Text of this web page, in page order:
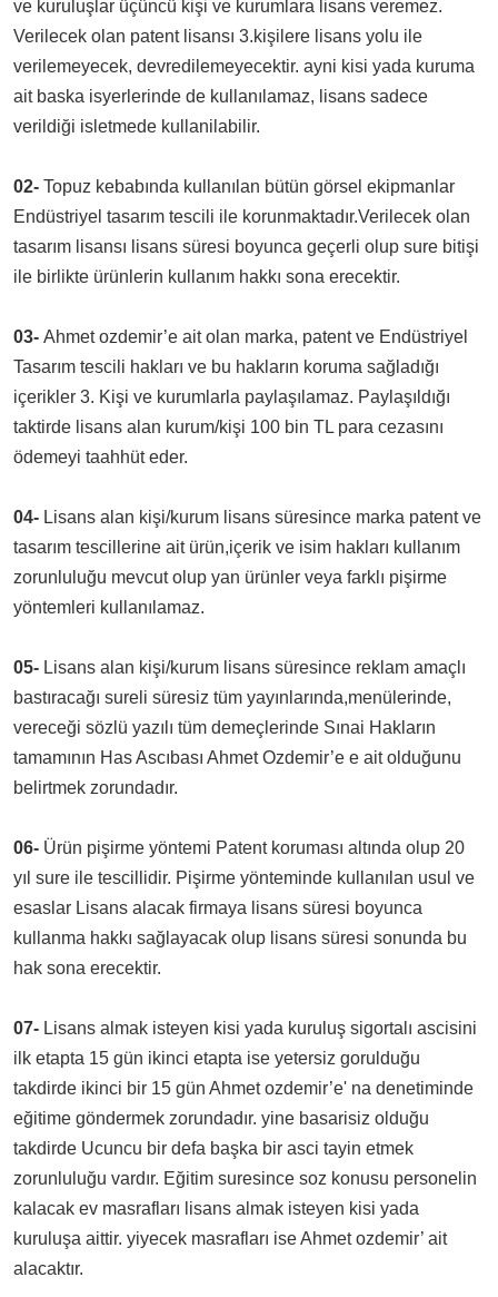
ve kuruluşlar üçüncü kişi ve kurumlara lisans veremez.
Verilecek olan patent lisansı 3.kişilere lisans yolu ile
verilemeyecek, devredilemeyecektir. ayni kisi yada kuruma
ait baska isyerlerinde de kullanılamaz, lisans sadece
verildiği isletmede kullanilabilir.
02- Topuz kebabında kullanılan bütün görsel ekipmanlar
Endüstriyel tasarım tescili ile korunmaktadır.Verilecek olan
tasarım lisansı lisans süresi boyunca geçerli olup sure bitişi
ile birlikte ürünlerin kullanım hakkı sona erecektir.
03- Ahmet ozdemir’e ait olan marka, patent ve Endüstriyel
Tasarım tescili hakları ve bu hakların koruma sağladığı
içerikler 3. Kişi ve kurumlarla paylaşılamaz. Paylaşıldığı
taktirde lisans alan kurum/kişi 100 bin TL para cezasını
ödemeyi taahhüt eder.
04- Lisans alan kişi/kurum lisans süresince marka patent ve
tasarım tescillerine ait ürün,içerik ve isim hakları kullanım
zorunluluğu mevcut olup yan ürünler veya farklı pişirme
yöntemleri kullanılamaz.
05- Lisans alan kişi/kurum lisans süresince reklam amaçlı
bastıracağı sureli süresiz tüm yayınlarında,menülerinde,
vereceği sözlü yazılı tüm demeçlerinde Sınai Hakların
tamamının Has Ascıbası Ahmet Ozdemir’e e ait olduğunu
belirtmek zorundadır.
06- Ürün pişirme yöntemi Patent koruması altında olup 20
yıl sure ile tescillidir. Pişirme yönteminde kullanılan usul ve
esaslar Lisans alacak firmaya lisans süresi boyunca
kullanma hakkı sağlayacak olup lisans süresi sonunda bu
hak sona erecektir.
07- Lisans almak isteyen kisi yada kuruluş sigortalı ascisini
ilk etapta 15 gün ikinci etapta ise yetersiz gorulduğu
takdirde ikinci bir 15 gün Ahmet ozdemir’e' na denetiminde
eğitime göndermek zorundadır. yine basarisiz olduğu
takdirde Ucuncu bir defa başka bir asci tayin etmek
zorunluluğu vardır. Eğitim suresince soz konusu personelin
kalacak ev masrafları lisans almak isteyen kisi yada
kuruluşa aittir. yiyecek masrafları ise Ahmet ozdemir’ ait
alacaktır.